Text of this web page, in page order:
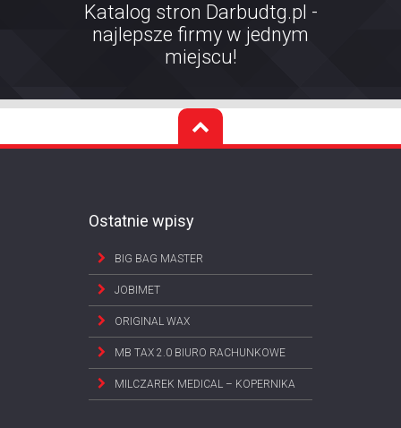
Katalog stron Darbudtg.pl -
najlepsze firmy w jednym
miejscu!
Ostatnie wpisy
BIG BAG MASTER
JOBIMET
ORIGINAL WAX
MB TAX 2.0 BIURO RACHUNKOWE
MILCZAREK MEDICAL – KOPERNIKA